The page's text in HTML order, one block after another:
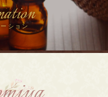
ション